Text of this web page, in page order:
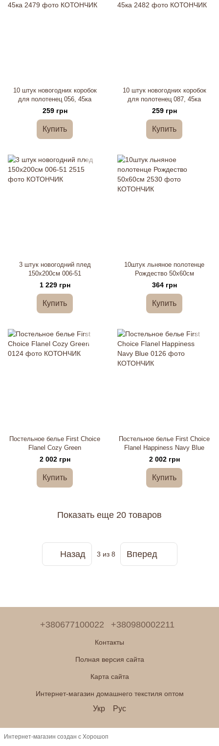
10 штук новогодних коробок
для полотенец 056, 45ка
259 грн
Купить
10 штук новогодних коробок
для полотенец 087, 45ка
259 грн
Купить
3 штук новогодний плед
150х200см 006-51
1 229 грн
Купить
10штук льняное полотенце
Рождество 50х60см
364 грн
Купить
Постельное белье First Choice
Flanel Cozy Green
2 002 грн
Купить
Постельное белье First Choice
Flanel Happiness Navy Blue
2 002 грн
Купить
Показать еще 20 товаров
Назад 3 из 8 Вперед
+380677100022 +380980002211
Контакты
Полная версия сайта
Карта сайта
Интернет-магазин домашнего текстиля оптом
Укр Рус
Интернет-магазин создан с Хорошоп